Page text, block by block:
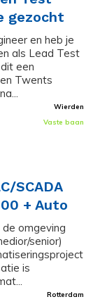
gezocht
en heb je
als Lead Test
een
Twents
Wierden
Vaste baan
SCADA
+ Auto
omgeving
senior)
is
Rotterdam